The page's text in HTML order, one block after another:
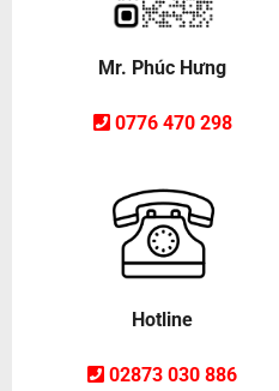
Mr. Phúc Hưng
0776 470 298
Hotline
02873 030 886